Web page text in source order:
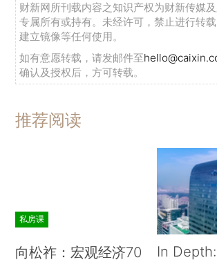
财新网所刊载内容之知识产权为财新传媒
专属所有或持有。未经许可，禁止进行转
建立镜像等任何使用。
如有意愿转载，请发邮件至
确认及授权后，方可转载。
推荐阅读
私房课
向松祚：宏观经济70
In